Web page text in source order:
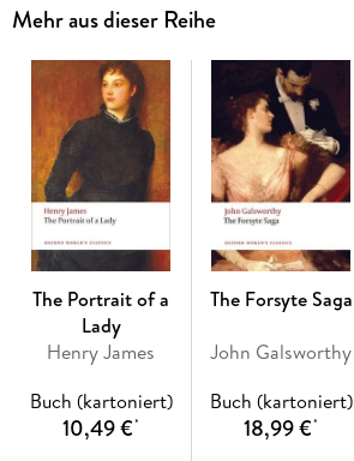
Mehr aus dieser Reihe
The Portrait of a
Lady
Henry James
Buch (kartoniert)
10,49 €*
The Forsyte Saga
John Galsworthy
Buch (kartoniert)
18,99 €*